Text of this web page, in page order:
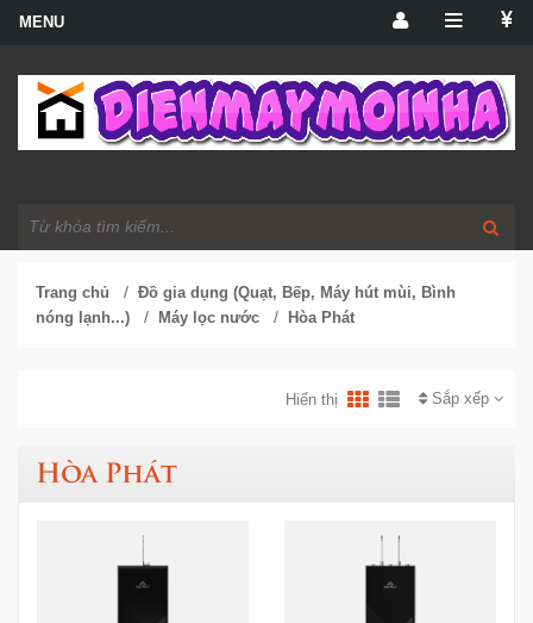
Trang chủ / Đồ gia dụng (Quạt, Bếp, Máy hút mùi, Bình
nóng lạnh...) / Máy lọc nước / Hòa Phát
Sắp xếp
Hiển thị
Hòa Phát